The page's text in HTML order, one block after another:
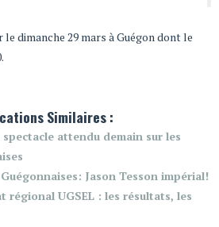
dimanche 29 mars à Guégon dont le
Similaires :
spectacle attendu demain sur les
Jason Tesson impérial!
régional UGSEL : les résultats, les